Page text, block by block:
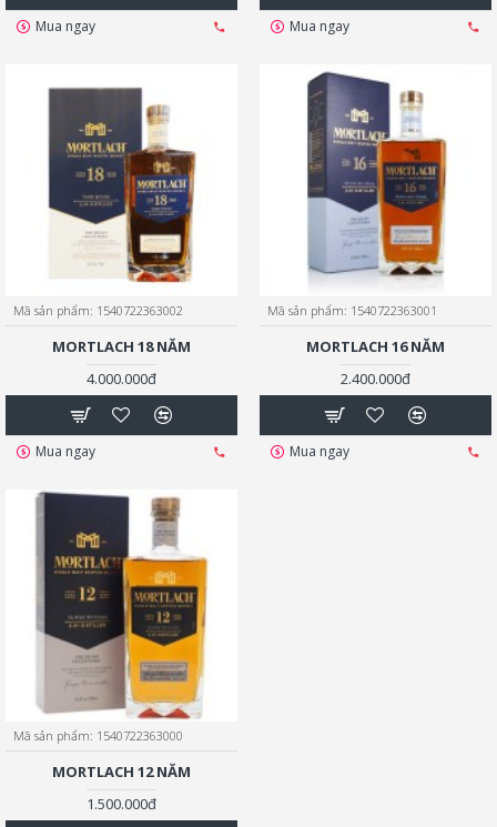
Mua ngay Mua ngay
Mã sản phẩm: 1540722363002
MORTLACH 18 NĂM
4.000.000đ
Mua ngay
Mã sản phẩm: 1540722363001
MORTLACH 16 NĂM
2.400.000đ
Mua ngay
Mã sản phẩm: 1540722363000
MORTLACH 12 NĂM
1.500.000đ